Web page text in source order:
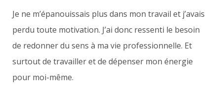
Je ne m’épanouissais plus dans mon travail et j’avais
perdu toute motivation. J’ai donc ressenti le besoin
de redonner du sens à ma vie professionnelle. Et
surtout de travailler et de dépenser mon énergie
pour moi-même.